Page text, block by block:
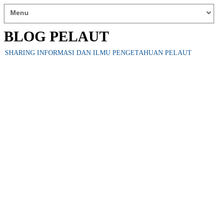
BLOG PELAUT
SHARING INFORMASI DAN ILMU PENGETAHUAN PELAUT